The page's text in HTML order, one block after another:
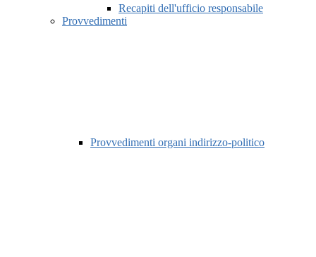
Recapiti dell'ufficio responsabile
Provvedimenti
Provvedimenti organi indirizzo-politico